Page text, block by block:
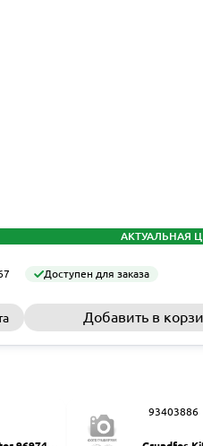
АКТУАЛЬНАЯ
Доступен для заказа
Добавить в
93403886